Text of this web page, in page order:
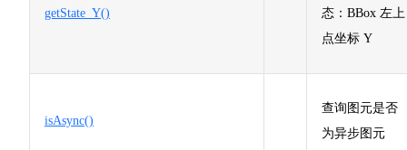
getState_Y()
态：BBox 左上
点坐标 Y
isAsync()
查询图元是否
为异步图元